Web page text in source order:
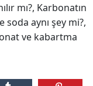
mı?, Karbonatın
aynı şey mi?,
ve kabartma